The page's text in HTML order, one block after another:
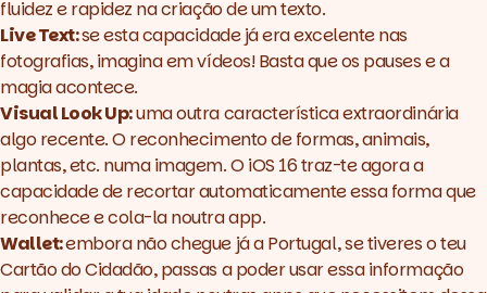
fluidez e rapidez na criação de um texto.
Live Text:se esta capacidade já era excelente nas
fotografias, imagina em vídeos! Basta que os pauses e a
magia acontece.
Visual Look Up:uma outra característica extraordinária
algo recente. O reconhecimento de formas, animais,
plantas, etc. numa imagem. O iOS 16 traz-te agora a
capacidade de recortar automaticamente essa forma que
reconhece e cola-la noutra app.
Wallet:embora não chegue já a Portugal, se tiveres o teu
Cartão do Cidadão, passas a poder usar essa informação